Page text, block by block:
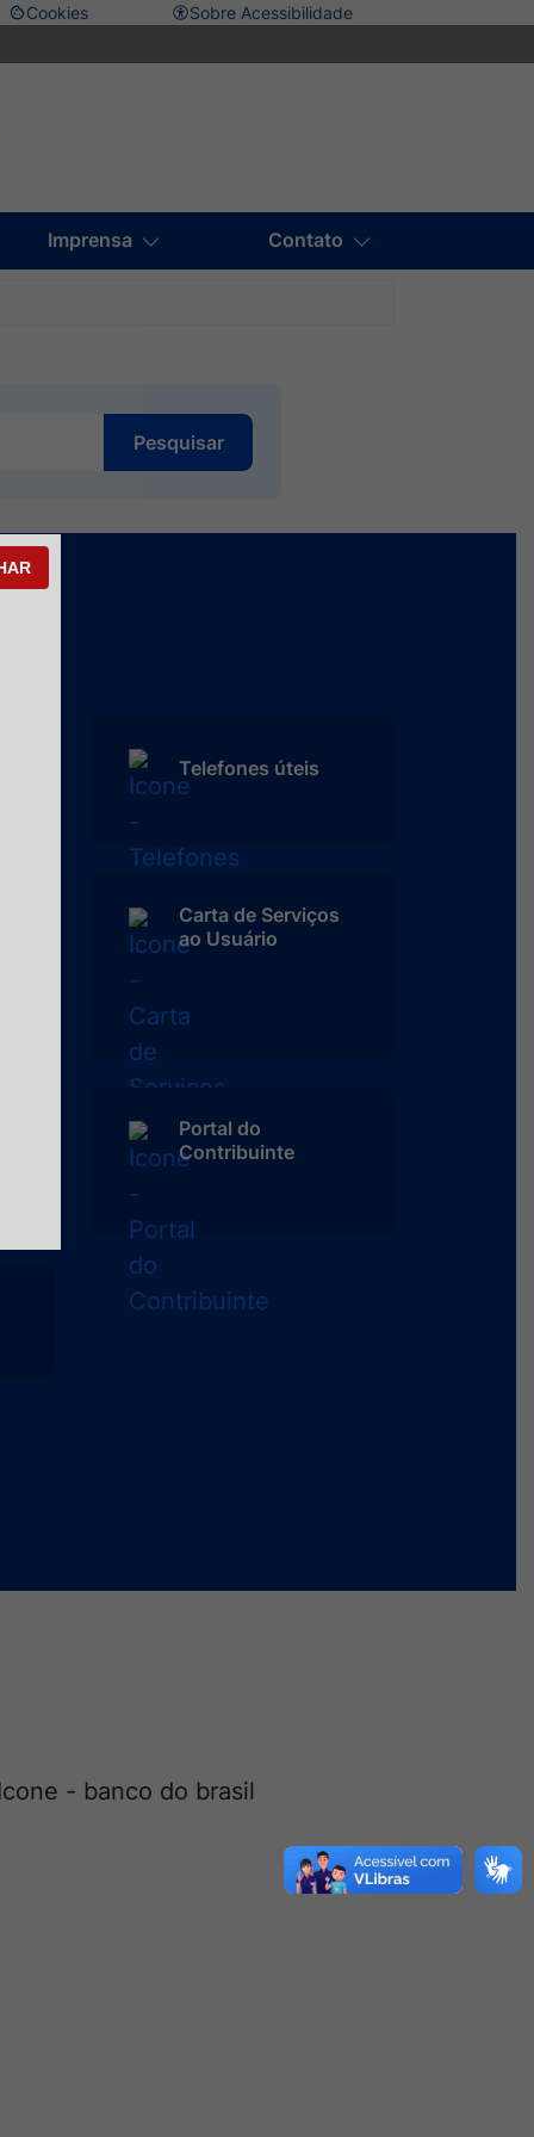
Cookies
Abrir
preferências
Sobre Acessibilidade
Imprensa Contato
Pesquisar
Telefones úteis
Carta de Serviços
ao Usuário
Portal do
Contribuinte